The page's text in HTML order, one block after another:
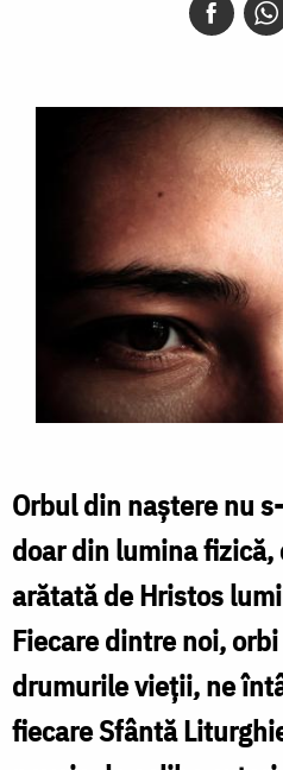
Orbul din naștere nu
doar din lumina
arătată de Hristos
Fiecare dintre noi,
drumurile vieții, ne
fiecare Sfântă